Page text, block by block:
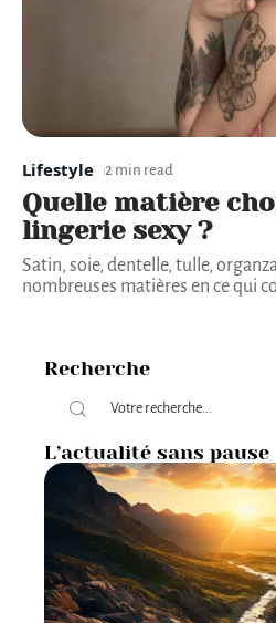
Lifestyle 2 min read
Quelle matière
lingerie sexy ?
Satin, soie, dentelle, tulle,
nombreuses matières en ce qui
Recherche
L’actualité sans pause